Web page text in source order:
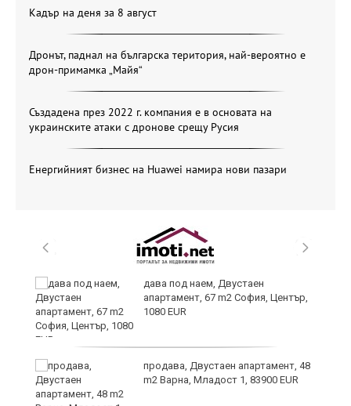
Кадър на деня за 8 август
Дронът, паднал на българска територия, най-вероятно е
дрон-примамка „Майя“
Създадена през 2022 г. компания е в основата на
украинските атаки с дронове срещу Русия
Енергийният бизнес на Huawei намира нови пазари
дава под наем, Двустаен
апартамент, 67 m2 София, Център,
1080 EUR
продава, Двустаен апартамент, 48
m2 Варна, Младост 1, 83900 EUR